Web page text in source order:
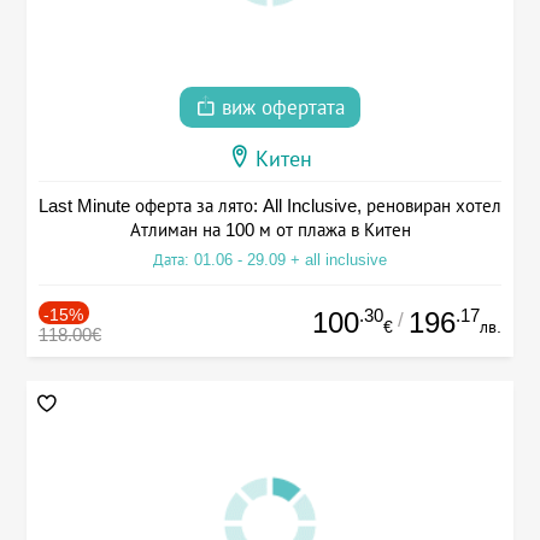
виж офертата
Китен
Last Minute оферта за лято: All Inclusive, реновиран хотел
Атлиман на 100 м от плажа в Китен
Дата: 01.06 - 29.09 + all inclusive
-15%
118.00€ 100.30
€ / 196.17
лв.